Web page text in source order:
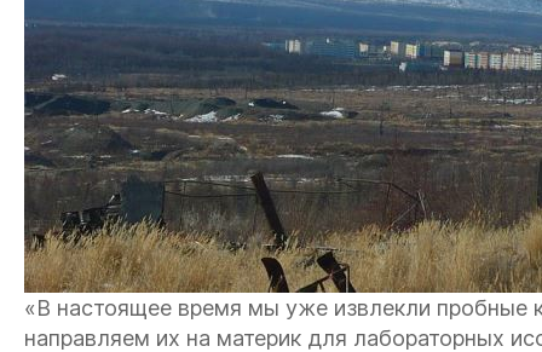
«В настоящее время мы уже извлекли пробные
направляем их на материк для лабораторных